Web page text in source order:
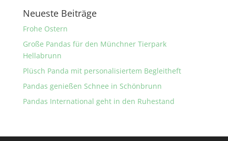
Neueste Beiträge
Frohe Ostern
Große Pandas für den Münchner Tierpark
Hellabrunn
Plüsch Panda mit personalisiertem Begleitheft
Pandas genießen Schnee in Schönbrunn
Pandas International geht in den Ruhestand